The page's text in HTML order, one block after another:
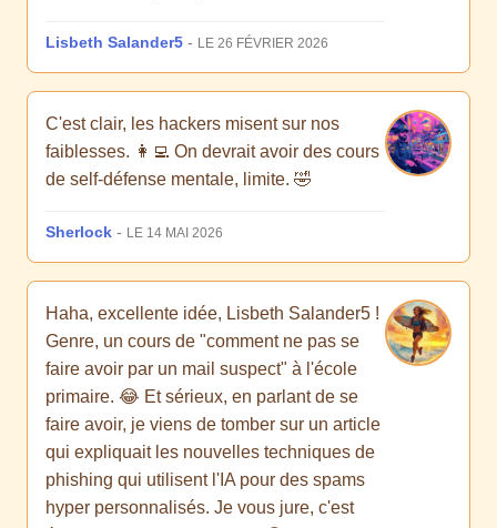
Lisbeth Salander5 - LE 26 FÉVRIER 2026
C'est clair, les hackers misent sur nos
faiblesses. 👩‍💻 On devrait avoir des cours
de self-défense mentale, limite. 🤣
Sherlock - LE 14 MAI 2026
Haha, excellente idée, Lisbeth Salander5 !
Genre, un cours de "comment ne pas se
faire avoir par un mail suspect" à l'école
primaire. 😂 Et sérieux, en parlant de se
faire avoir, je viens de tomber sur un article
qui expliquait les nouvelles techniques de
phishing qui utilisent l'IA pour des spams
hyper personnalisés. Je vous jure, c'est